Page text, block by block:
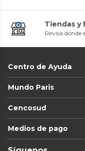
Tiendas y
Revisa dónde
Centro de Ayuda
Mundo Paris
Cencosud
Medios de pago